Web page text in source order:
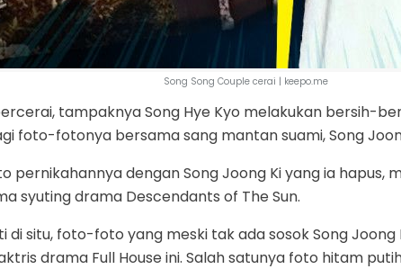
Song Song Couple cerai | keepo.me
tampaknya Song Hye Kyo melakukan bersih-
foto-fotonya bersama sang mantan suami, Song
pernikahannya dengan Song Joong Ki yang ia hapus,
syuting drama Descendants of The Sun.
di situ, foto-foto yang meski tak ada sosok Song Joong
drama Full House ini. Salah satunya foto hitam